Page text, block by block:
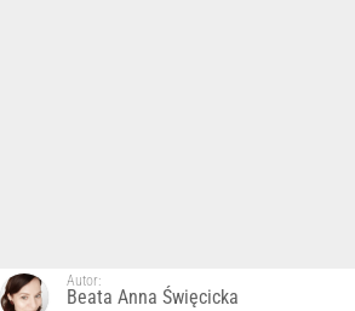
Autor:
Beata Anna Święcicka